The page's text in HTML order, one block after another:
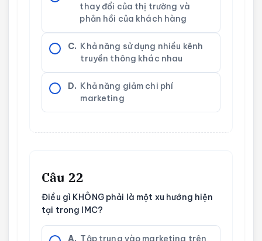
thay đổi của thị trường và
phản hồi của khách hàng
C. Khả năng sử dụng nhiều kênh
truyền thông khác nhau
D. Khả năng giảm chi phí
marketing
Câu 22
Điều gì KHÔNG phải là một xu hướng hiện
tại trong IMC?
A. Tập trung vào marketing trên